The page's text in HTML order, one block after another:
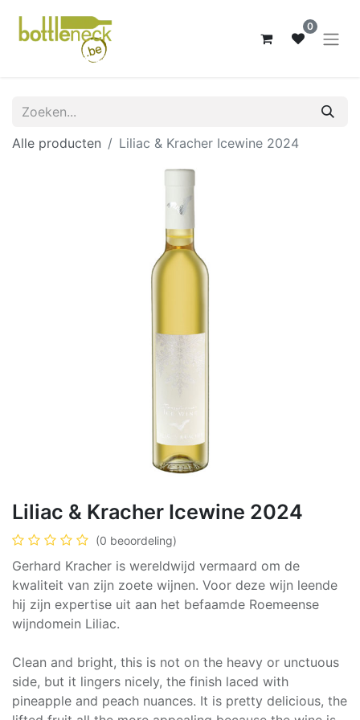
0
Alle producten Liliac & Kracher Icewine 2024
Liliac & Kracher Icewine 2024
(0 beoordeling)
Gerhard Kracher is wereldwijd vermaard om de
kwaliteit van zijn zoete wijnen. Voor deze wijn leende
hij zijn expertise uit aan het befaamde Roemeense
wijndomein Liliac.
Clean and bright, this is not on the heavy or unctuous
side, but it lingers nicely, the finish laced with
pineapple and peach nuances. It is pretty delicious, the